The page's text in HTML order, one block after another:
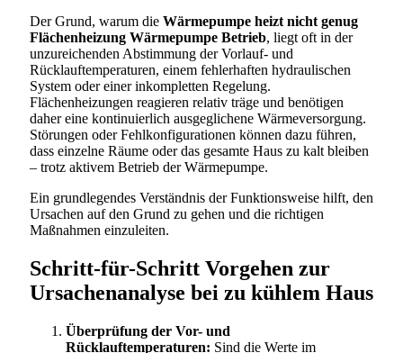
Der Grund, warum die Wärmepumpe heizt nicht genug
Flächenheizung Wärmepumpe Betrieb, liegt oft in der
unzureichenden Abstimmung der Vorlauf- und
Rücklauftemperaturen, einem fehlerhaften hydraulischen
System oder einer inkompletten Regelung.
Flächenheizungen reagieren relativ träge und benötigen
daher eine kontinuierlich ausgeglichene Wärmeversorgung.
Störungen oder Fehlkonfigurationen können dazu führen,
dass einzelne Räume oder das gesamte Haus zu kalt bleiben
– trotz aktivem Betrieb der Wärmepumpe.
Ein grundlegendes Verständnis der Funktionsweise hilft, den
Ursachen auf den Grund zu gehen und die richtigen
Maßnahmen einzuleiten.
Schritt-für-Schritt Vorgehen zur
Ursachenanalyse bei zu kühlem Haus
Überprüfung der Vor- und
Rücklauftemperaturen: Sind die Werte im